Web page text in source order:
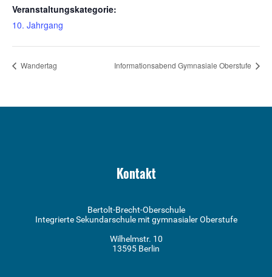
Veranstaltungskategorie:
10. Jahrgang
Wandertag Informationsabend Gymnasiale Oberstufe
Kontakt
Bertolt-Brecht-Oberschule
Integrierte Sekundarschule mit gymnasialer Oberstufe
Wilhelmstr. 10
13595 Berlin